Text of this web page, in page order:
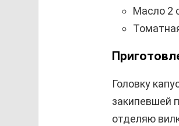
Масло 2
Головку
закипевшей
отделяю